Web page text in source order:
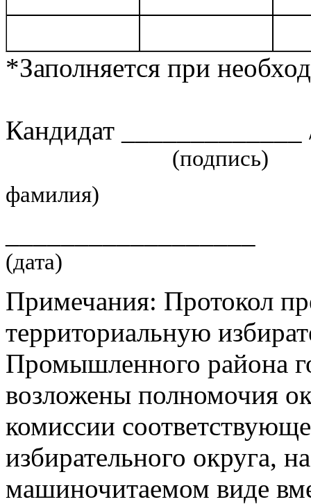
*Заполняется при
Кандидат
(подпись)
фамилия)
(дата)
Примечания: Протокол
территориальную
Промышленного района
возложены полномочия
комиссии
избирательного округа,
машиночитаемом виде